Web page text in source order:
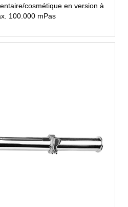
cosmétique en version à
100.000 mPas